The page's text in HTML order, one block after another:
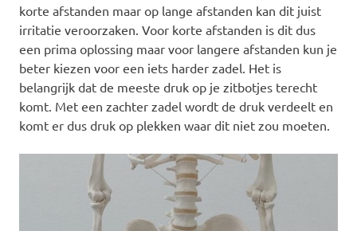
korte afstanden maar op lange afstanden kan dit juist
irritatie veroorzaken. Voor korte afstanden is dit dus
een prima oplossing maar voor langere afstanden kun je
beter kiezen voor een iets harder zadel. Het is
belangrijk dat de meeste druk op je zitbotjes terecht
komt. Met een zachter zadel wordt de druk verdeelt en
komt er dus druk op plekken waar dit niet zou moeten.